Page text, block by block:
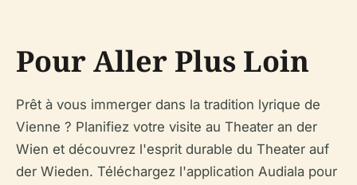
Pour Aller Plus Loin
Prêt à vous immerger dans la tradition lyrique de
Vienne ? Planifiez votre visite au Theater an der
Wien et découvrez l'esprit durable du Theater auf
der Wieden. Téléchargez l'application Audiala pour